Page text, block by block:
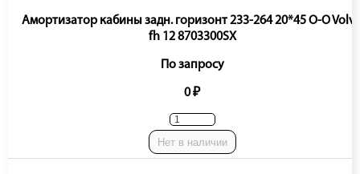
Амортизатор кабины задн. горизонт 233-264 20*45 O-O
fh 12 8703300SX
По запросу
0 ₽
Нет в наличии